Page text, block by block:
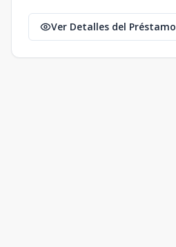
Ver Detalles del Préstamo